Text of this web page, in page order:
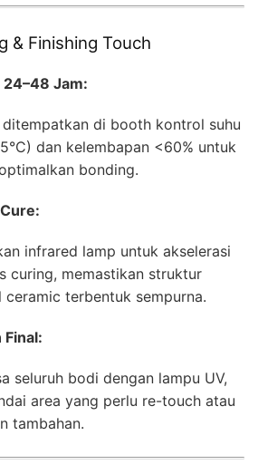
& Finishing Touch
Jam:
di booth kontrol suhu
dan kelembapan <60% untuk
bonding.
infrared lamp untuk akselerasi
curing, memastikan struktur
ceramic terbentuk sempurna.
Final:
seluruh bodi dengan lampu UV,
area yang perlu re-touch atau
tambahan.